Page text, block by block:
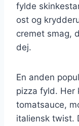
fylde
ost og
cremet smag,
dej.
En anden
pizza fyld. Her
tomatsauce,
italiensk twist.